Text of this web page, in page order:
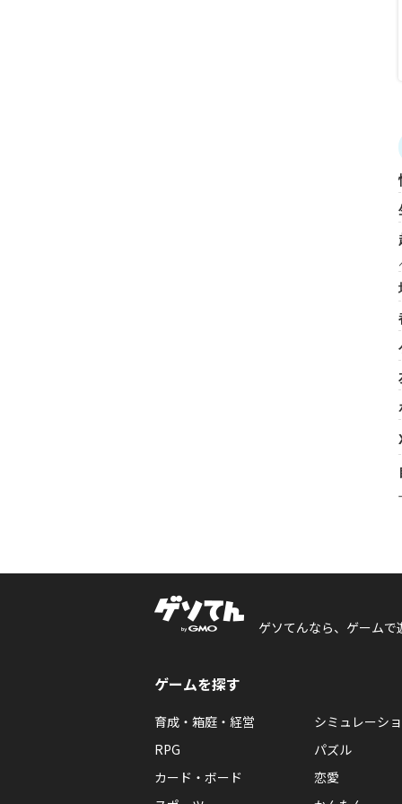
ゲソてんなら、ゲーム
ゲームを探す
育成・箱庭・経営
シミュレーシ
RPG
パズル
カード・ボード
恋愛